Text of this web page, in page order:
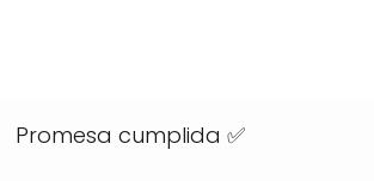
Promesa cumplida ✅